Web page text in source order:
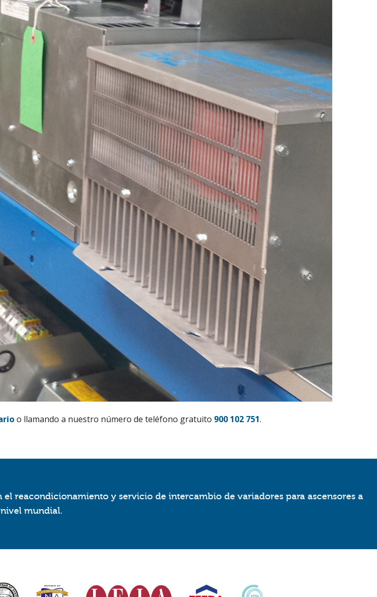
o llamando a nuestro número de teléfono gratuito 900 102 751.
reacondicionamiento y servicio de intercambio de variadores para ascensores a
nivel mundial.